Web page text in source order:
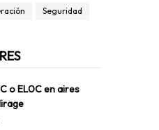
Seguridad
o EL0C en aires